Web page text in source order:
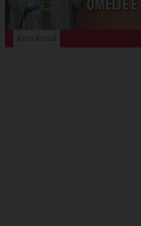
Area Social